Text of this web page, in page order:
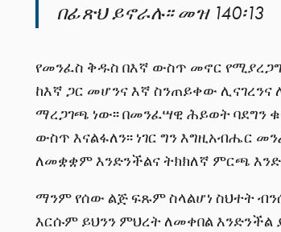
በፊጽህ ይኖራሉ፡፡ መዝ 140፡13
የመንፈስ ቅዱስ በእኛ ውስጥ መኖር
ከእኛ ጋር መሆንና እኛ ስንጠይቀው ሊናገረንና
ማረጋገጫ ነው፡፡ በመንፈሣዊ ሕይወት ባደግን
ውስጥ እናልፋለን፡፡ ነገር ግን እግዚአብሔር
ለመቋቋም እንድንችልና ትክክለኛ ምርጫ
ማንም የሰው ልጅ ፍጹም ስላልሆነ ስህተት
እርሱም ይህንን ምህረት ለመቀበል እንድንችል